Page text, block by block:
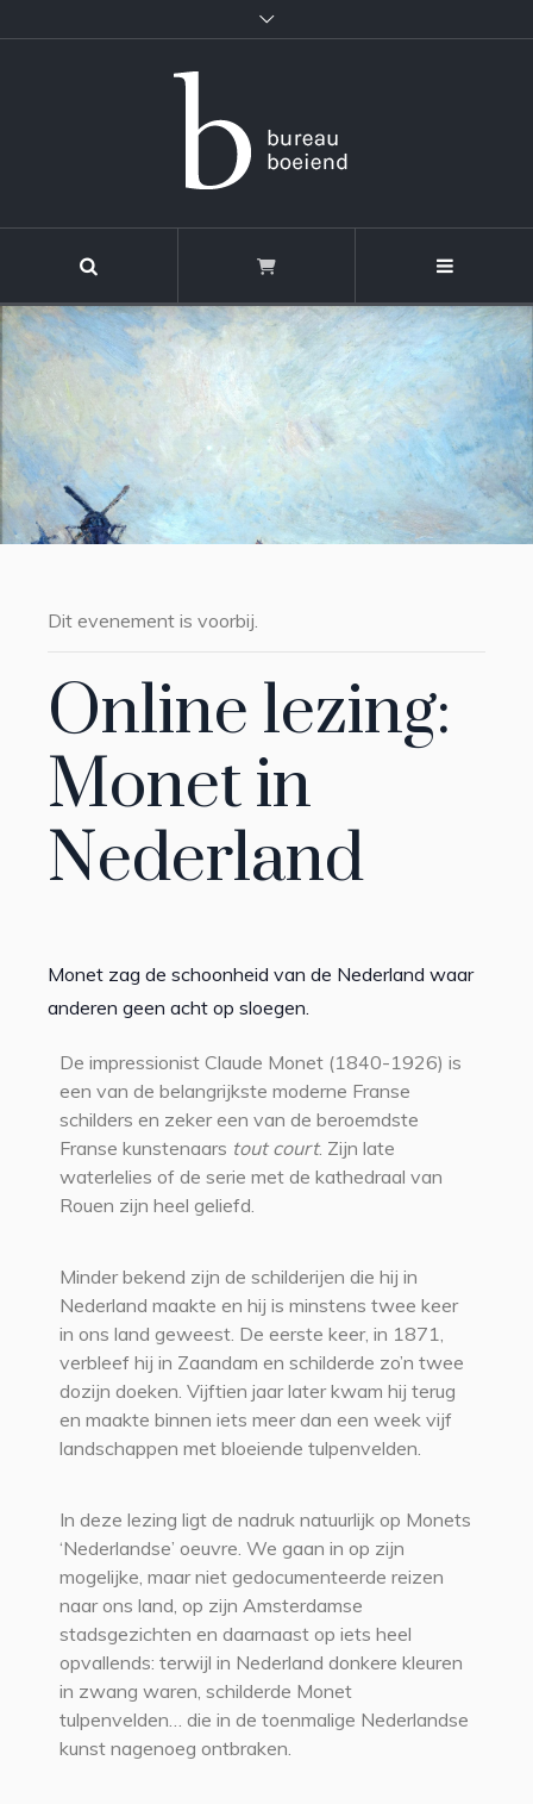
Dit evenement is voorbij.
Online lezing:
Monet in
Nederland
Monet zag de schoonheid van de Nederland waar
anderen geen acht op sloegen.
De impressionist Claude Monet (1840-1926) is
een van de belangrijkste moderne Franse
schilders en zeker een van de beroemdste
Franse kunstenaars tout court. Zijn late
waterlelies of de serie met de kathedraal van
Rouen zijn heel geliefd.
Minder bekend zijn de schilderijen die hij in
Nederland maakte en hij is minstens twee keer
in ons land geweest. De eerste keer, in 1871,
verbleef hij in Zaandam en schilderde zo’n twee
dozijn doeken. Vijftien jaar later kwam hij terug
en maakte binnen iets meer dan een week vijf
landschappen met bloeiende tulpenvelden.
In deze lezing ligt de nadruk natuurlijk op Monets
‘Nederlandse’ oeuvre. We gaan in op zijn
mogelijke, maar niet gedocumenteerde reizen
naar ons land, op zijn Amsterdamse
stadsgezichten en daarnaast op iets heel
opvallends: terwijl in Nederland donkere kleuren
in zwang waren, schilderde Monet
tulpenvelden… die in de toenmalige Nederlandse
kunst nagenoeg ontbraken.